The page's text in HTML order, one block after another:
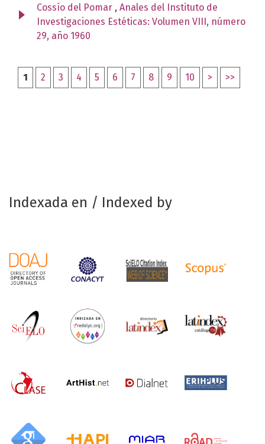
Cossío del Pomar , Anales del Instituto de
Investigaciones Estéticas: Volumen VIII, número
29, año 1960
1 2 3 4 5 6 7 8 9 10 > >>
Indexada en / Indexed by